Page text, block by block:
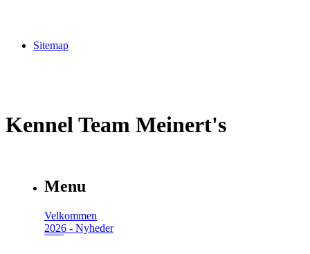
Sitemap
Kennel Team Meinert's
Menu
Velkommen
2026 - Nyheder